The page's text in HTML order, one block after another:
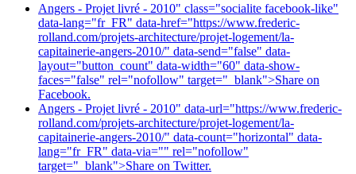
Angers - Projet livré - 2010" class="socialite facebook-like"
data-lang="fr_FR" data-href="https://www.frederic-
rolland.com/projets-architecture/projet-logement/la-
capitainerie-angers-2010/" data-send="false" data-
layout="button_count" data-width="60" data-show-
faces="false" rel="nofollow" target="_blank">Share on
Facebook.
Angers - Projet livré - 2010" data-url="https://www.frederic-
rolland.com/projets-architecture/projet-logement/la-
capitainerie-angers-2010/" data-count="horizontal" data-
lang="fr_FR" data-via="" rel="nofollow"
target="_blank">Share on Twitter.